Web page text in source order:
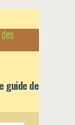
guide de